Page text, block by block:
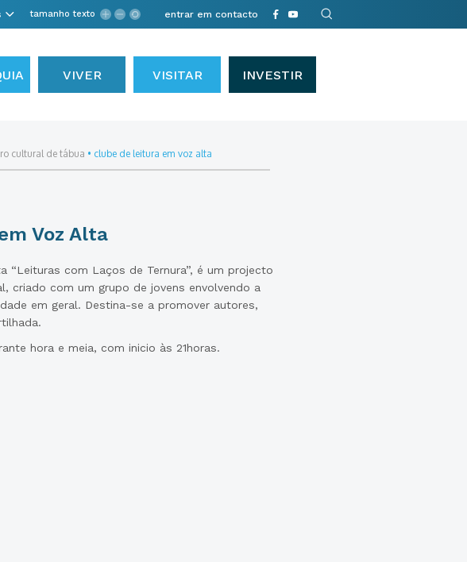
tamanho texto entrar em contacto
VIVER VISITAR INVESTIR
cultural de tábua • clube de leitura em voz alta
Voz Alta
“Leituras com Laços de Ternura”, é um projecto
criado com um grupo de jovens envolvendo a
em geral. Destina-se a promover autores,
hora e meia, com inicio às 21horas.